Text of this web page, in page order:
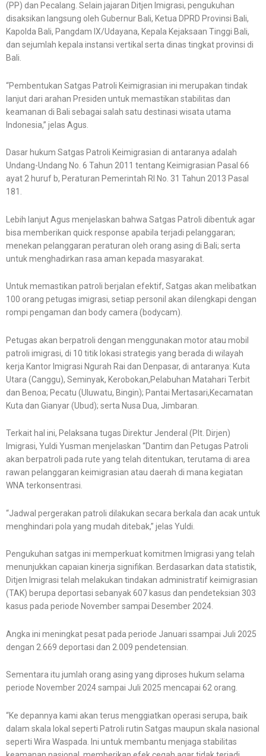
(PP) dan Pecalang. Selain jajaran Ditjen Imigrasi, pengukuhan
disaksikan langsung oleh Gubernur Bali, Ketua DPRD Provinsi Bali,
Kapolda Bali, Pangdam IX/Udayana, Kepala Kejaksaan Tinggi Bali,
dan sejumlah kepala instansi vertikal serta dinas tingkat provinsi di
Bali.
“Pembentukan Satgas Patroli Keimigrasian ini merupakan tindak
lanjut dari arahan Presiden untuk memastikan stabilitas dan
keamanan di Bali sebagai salah satu destinasi wisata utama
Indonesia,” jelas Agus.
Dasar hukum Satgas Patroli Keimigrasian di antaranya adalah
Undang-Undang No. 6 Tahun 2011 tentang Keimigrasian Pasal 66
ayat 2 huruf b, Peraturan Pemerintah RI No. 31 Tahun 2013 Pasal
181.
Lebih lanjut Agus menjelaskan bahwa Satgas Patroli dibentuk agar
bisa memberikan quick response apabila terjadi pelanggaran;
menekan pelanggaran peraturan oleh orang asing di Bali; serta
untuk menghadirkan rasa aman kepada masyarakat.
Untuk memastikan patroli berjalan efektif, Satgas akan melibatkan
100 orang petugas imigrasi, setiap personil akan dilengkapi dengan
rompi pengaman dan body camera (bodycam).
Petugas akan berpatroli dengan menggunakan motor atau mobil
patroli imigrasi, di 10 titik lokasi strategis yang berada di wilayah
kerja Kantor Imigrasi Ngurah Rai dan Denpasar, di antaranya: Kuta
Utara (Canggu), Seminyak, Kerobokan,Pelabuhan Matahari Terbit
dan Benoa; Pecatu (Uluwatu, Bingin); Pantai Mertasari,Kecamatan
Kuta dan Gianyar (Ubud); serta Nusa Dua, Jimbaran.
Terkait hal ini, Pelaksana tugas Direktur Jenderal (Plt. Dirjen)
Imigrasi, Yuldi Yusman menjelaskan “Dantim dan Petugas Patroli
akan berpatroli pada rute yang telah ditentukan, terutama di area
rawan pelanggaran keimigrasian atau daerah di mana kegiatan
WNA terkonsentrasi.
“Jadwal pergerakan patroli dilakukan secara berkala dan acak untuk
menghindari pola yang mudah ditebak,” jelas Yuldi.
Pengukuhan satgas ini memperkuat komitmen Imigrasi yang telah
menunjukkan capaian kinerja signifikan. Berdasarkan data statistik,
Ditjen Imigrasi telah melakukan tindakan administratif keimigrasian
(TAK) berupa deportasi sebanyak 607 kasus dan pendeteksian 303
kasus pada periode November sampai Desember 2024.
Angka ini meningkat pesat pada periode Januari ssampai Juli 2025
dengan 2.669 deportasi dan 2.009 pendetensian.
Sementara itu jumlah orang asing yang diproses hukum selama
periode November 2024 sampai Juli 2025 mencapai 62 orang.
“Ke depannya kami akan terus menggiatkan operasi serupa, baik
dalam skala lokal seperti Patroli rutin Satgas maupun skala nasional
seperti Wira Waspada. Ini untuk membantu menjaga stabilitas